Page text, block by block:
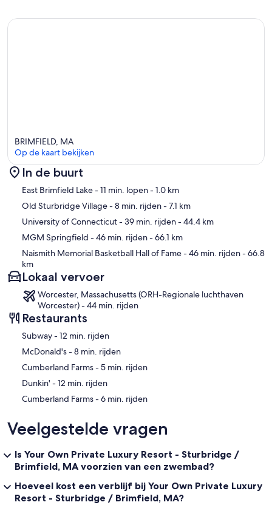
Kaart
BRIMFIELD, MA
Op de kaart bekijken
In de buurt
East Brimfield Lake- 11 min. lopen- 1.0 km
Old Sturbridge Village- 8 min. rijden- 7.1 km
University of Connecticut- 39 min. rijden- 44.4 km
MGM Springfield - 46 min. rijden- 66.1 km
Naismith Memorial Basketball Hall of Fame- 46 min. rijden- 66.8
km
Lokaal vervoer
Worcester, Massachusetts (ORH-Regionale luchthaven
Worcester) - 44 min. rijden
Restaurants
‪Subway - ‬12 min. rijden
‪McDonald's - ‬8 min. rijden
‪Cumberland Farms - ‬5 min. rijden
‪Dunkin' - ‬12 min. rijden
‪Cumberland Farms - ‬6 min. rijden
Veelgestelde vragen
Is Your Own Private Luxury Resort - Sturbridge /
Brimfield, MA voorzien van een zwembad?
Hoeveel kost een verblijf bij Your Own Private Luxury
Resort - Sturbridge / Brimfield, MA?